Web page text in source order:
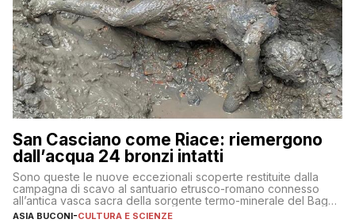
San Casciano come Riace: riemergono
dall’acqua 24 bronzi intatti
Sono queste le nuove eccezionali scoperte restituite dalla
campagna di scavo al santuario etrusco-romano connesso
all’antica vasca sacra della sorgente termo-minerale del Bagno
Grande
ASIA BUCONI-CULTURA E SCIENZE